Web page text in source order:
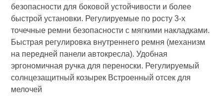
безопасности для боковой устойчивости и более
быстрой установки. Регулируемые по росту 3-х
точечные ремни безопасности с мягкими накладками.
Быстрая регулировка внутреннего ремня (механизм
на передней панели автокресла). Удобная
эргономичная ручка для переноски. Регулируемый
солнцезащитный козырек Встроенный отсек для
мелочей